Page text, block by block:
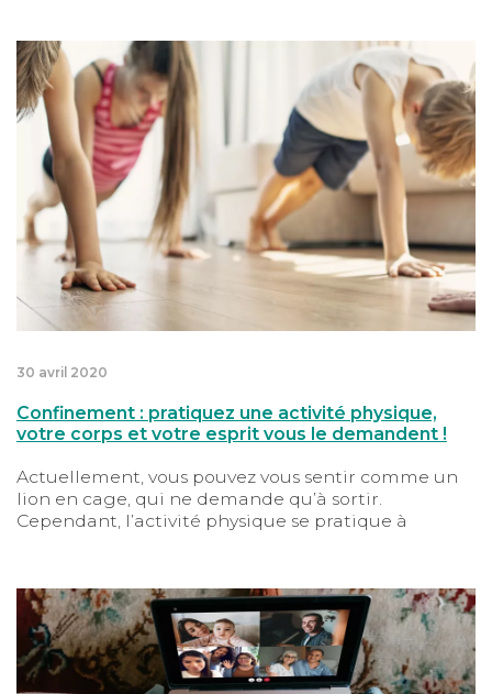
l’alimentation est une passion française, et tous les
avis sont disponibles sur internet, en librairie…
Commencez par vous poser les bonnes questions
en fonction de vos besoins !
Confinement : pratiquez une activité physique,
30 avril 2020
Confinement : pratiquez une activité physique,
votre corps et votre esprit vous le demandent !
Actuellement, vous pouvez vous sentir comme un
lion en cage, qui ne demande qu’à sortir.
Cependant, l’activité physique se pratique à
conseils d’experts, lutter contre la sédentarité est
primordial pour votre santé. Il est impératif que
vous soyez actif régulièrement pendant la journée
Le lien social à l’épreuve du confinement : restez en